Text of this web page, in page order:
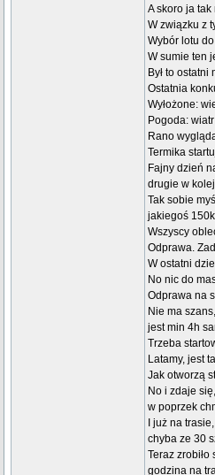
A skoro ja
W związku z
Wybór lotu
W sumie ten
Był to
Ostatnia
Wyłożone:
Pogoda:
Rano
Termika
Fajny dzień
drugie w
Tak sobie
jakiegoś
Wszyscy
Odprawa.
W ostatni
No nic do
Odprawa na
Nie ma
jest min 4h
Trzeba
Latamy, jest
Jak otworzą
No i zdaje
w poprzek
I już na
chyba ze 30
Teraz
godzina na